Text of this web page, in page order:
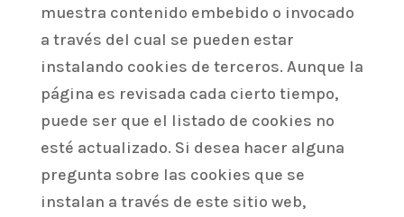
muestra contenido embebido o invocado
a través del cual se pueden estar
instalando cookies de terceros. Aunque la
página es revisada cada cierto tiempo,
puede ser que el listado de cookies no
esté actualizado. Si desea hacer alguna
pregunta sobre las cookies que se
instalan a través de este sitio web,